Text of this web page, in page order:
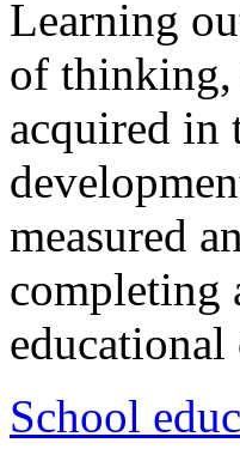
Learning
of thinking,
acquired in
measured
completing
School